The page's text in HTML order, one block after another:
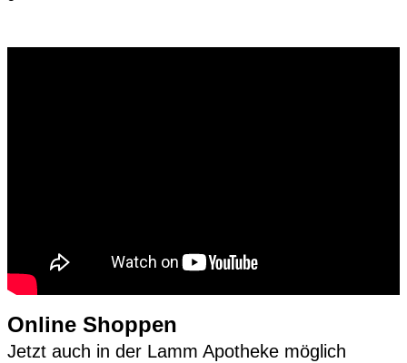
Online Shoppen
Jetzt auch in der Lamm Apotheke möglich